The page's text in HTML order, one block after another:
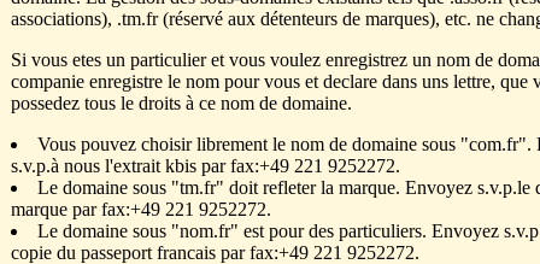
associations), .tm.fr (réservé aux détenteurs de marques), etc. ne
Si vous etes un particulier et vous voulez enregistrez un nom de
companie enregistre le nom pour vous et declare dans uns lettre, que
possedez tous le droits à ce nom de domaine.
Vous pouvez choisir librement le nom de domaine sous "com.fr".
s.v.p.à nous l'extrait kbis par fax:+49 221 9252272.
Le domaine sous "tm.fr" doit refleter la marque. Envoyez s.v.p.le
marque par fax:+49 221 9252272.
Le domaine sous "nom.fr" est pour des particuliers. Envoyez
copie du passeport francais par fax:+49 221 9252272.